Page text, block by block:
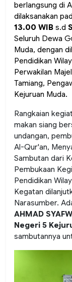
berlangsung di
dilaksanakan
13.00 WIB s.d
Seluruh Dewa
Muda, dengan
Pendidikan
Perwakilan
Tamiang,
Kejuruan Muda.
Rangkaian
makan siang
undangan,
Al-Qur'an,
Sambutan dari
Pembukaan
Pendidikan
Kegatan
Narasumber.
AHMAD
Negeri 5
sambutannya